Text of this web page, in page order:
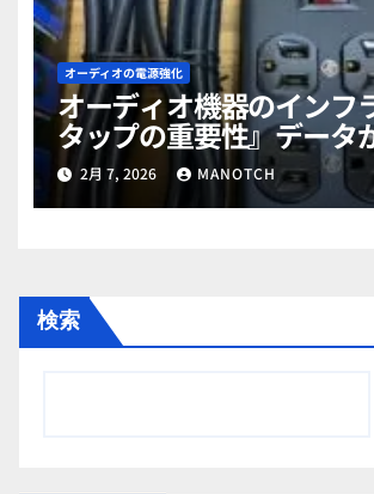
オーディオの電源強化
オーディオ機器のインフ
タップの重要性』データ
るその効果と選び方
2月 7, 2026 MANOTCH
検索